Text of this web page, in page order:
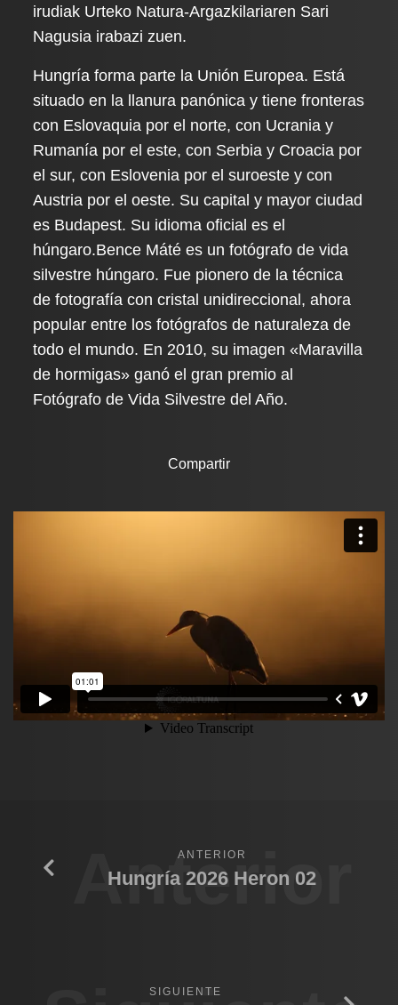
irudiak Urteko Natura-Argazkilariaren Sari
Nagusia irabazi zuen.
Hungría forma parte la Unión Europea. Está
situado en la llanura panónica y tiene fronteras
con Eslovaquia por el norte, con Ucrania y
Rumanía por el este, con Serbia y Croacia por
el sur, con Eslovenia por el suroeste y con
Austria por el oeste. Su capital y mayor ciudad
es Budapest. Su idioma oficial es el
húngaro.Bence Máté es un fotógrafo de vida
silvestre húngaro. Fue pionero de la técnica
de fotografía con cristal unidireccional, ahora
popular entre los fotógrafos de naturaleza de
todo el mundo. En 2010, su imagen «Maravilla
de hormigas» ganó el gran premio al
Fotógrafo de Vida Silvestre del Año.
Compartir
Anterior
ANTERIOR
Hungría 2026 Heron 02
SIGUIENTE